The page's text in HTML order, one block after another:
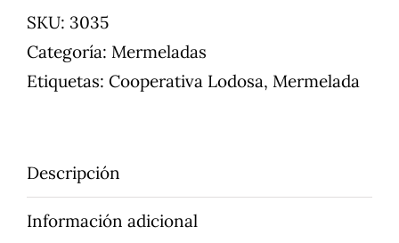
SKU: 3035
Categoría: Mermeladas
Etiquetas: Cooperativa Lodosa, Mermelada
Descripción
Información adicional